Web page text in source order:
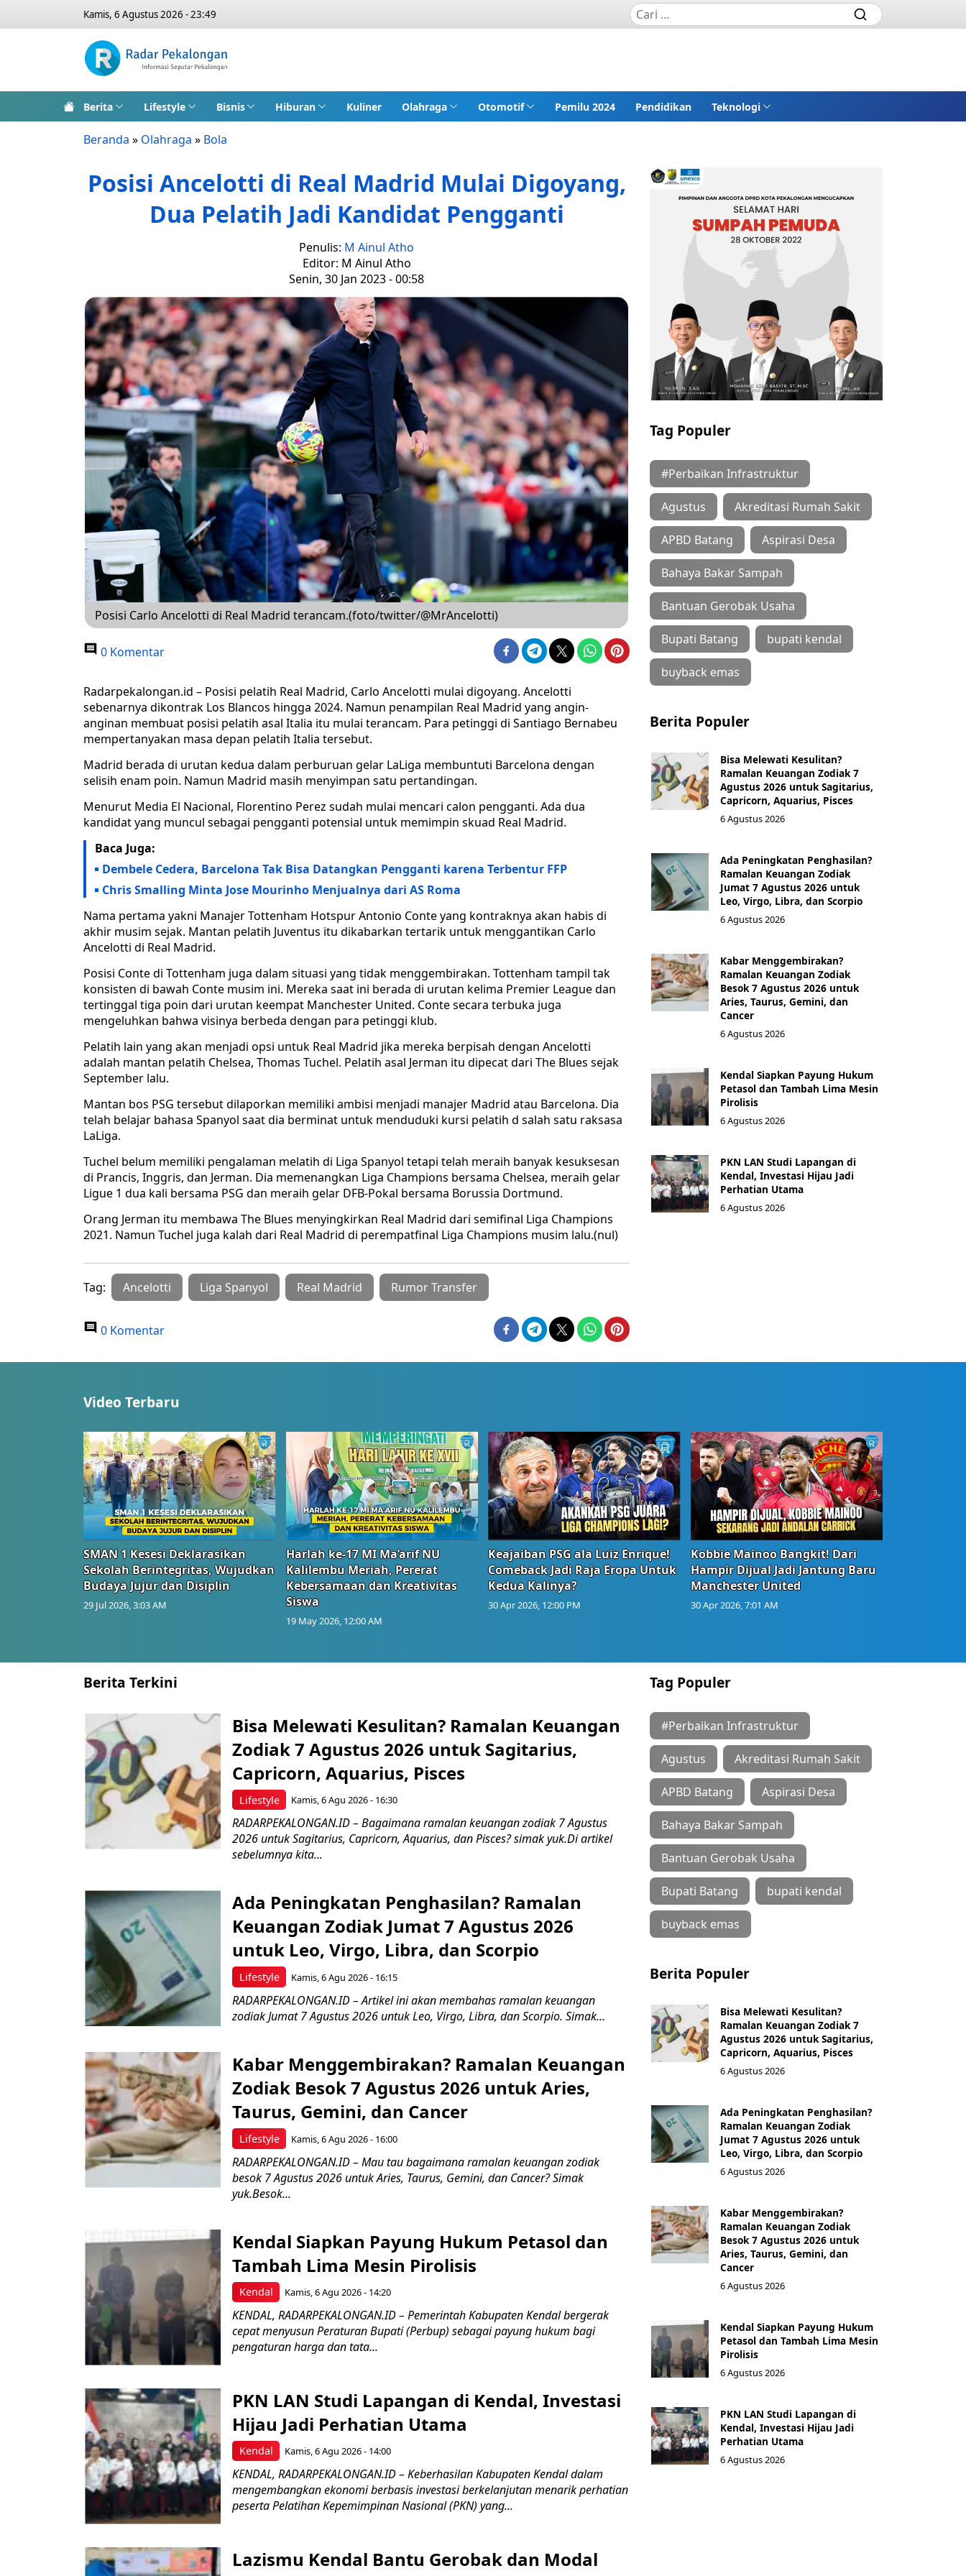
Kamis, 6 Agustus 2026 - 23:49
Berita Lifestyle Bisnis Hiburan Kuliner Olahraga Otomotif Pemilu 2024 Pendidikan Teknologi
Beranda » Olahraga » Bola
Posisi Ancelotti di Real Madrid Mulai Digoyang,
Dua Pelatih Jadi Kandidat Pengganti
Penulis: M Ainul Atho
Editor: M Ainul Atho
Senin, 30 Jan 2023 - 00:58
Posisi Carlo Ancelotti di Real Madrid terancam.(foto/twitter/@MrAncelotti)
0 Komentar
Radarpekalongan.id – Posisi pelatih Real Madrid, Carlo Ancelotti mulai digoyang. Ancelotti
sebenarnya dikontrak Los Blancos hingga 2024. Namun penampilan Real Madrid yang angin-
anginan membuat posisi pelatih asal Italia itu mulai terancam. Para petinggi di Santiago Bernabeu
mempertanyakan masa depan pelatih Italia tersebut.
Madrid berada di urutan kedua dalam perburuan gelar LaLiga membuntuti Barcelona dengan
selisih enam poin. Namun Madrid masih menyimpan satu pertandingan.
Menurut Media El Nacional, Florentino Perez sudah mulai mencari calon pengganti. Ada dua
kandidat yang muncul sebagai pengganti potensial untuk memimpin skuad Real Madrid.
Baca Juga:
Dembele Cedera, Barcelona Tak Bisa Datangkan Pengganti karena Terbentur FFP
Chris Smalling Minta Jose Mourinho Menjualnya dari AS Roma
Nama pertama yakni Manajer Tottenham Hotspur Antonio Conte yang kontraknya akan habis di
akhir musim sejak. Mantan pelatih Juventus itu dikabarkan tertarik untuk menggantikan Carlo
Ancelotti di Real Madrid.
Posisi Conte di Tottenham juga dalam situasi yang tidak menggembirakan. Tottenham tampil tak
konsisten di bawah Conte musim ini. Mereka saat ini berada di urutan kelima Premier League dan
tertinggal tiga poin dari urutan keempat Manchester United. Conte secara terbuka juga
mengeluhkan bahwa visinya berbeda dengan para petinggi klub.
Pelatih lain yang akan menjadi opsi untuk Real Madrid jika mereka berpisah dengan Ancelotti
adalah mantan pelatih Chelsea, Thomas Tuchel. Pelatih asal Jerman itu dipecat dari The Blues sejak
September lalu.
Mantan bos PSG tersebut dilaporkan memiliki ambisi menjadi manajer Madrid atau Barcelona. Dia
telah belajar bahasa Spanyol saat dia berminat untuk menduduki kursi pelatih d salah satu raksasa
LaLiga.
Tuchel belum memiliki pengalaman melatih di Liga Spanyol tetapi telah meraih banyak kesuksesan
di Prancis, Inggris, dan Jerman. Dia memenangkan Liga Champions bersama Chelsea, meraih gelar
Ligue 1 dua kali bersama PSG dan meraih gelar DFB-Pokal bersama Borussia Dortmund.
Orang Jerman itu membawa The Blues menyingkirkan Real Madrid dari semifinal Liga Champions
2021. Namun Tuchel juga kalah dari Real Madrid di perempatfinal Liga Champions musim lalu.(nul)
Tag: Ancelotti Liga Spanyol Real Madrid Rumor Transfer
0 Komentar
Tag Populer
#Perbaikan Infrastruktur
Agustus Akreditasi Rumah Sakit
APBD Batang Aspirasi Desa
Bahaya Bakar Sampah
Bantuan Gerobak Usaha
Bupati Batang bupati kendal
buyback emas
Berita Populer
Bisa Melewati Kesulitan?
Ramalan Keuangan Zodiak 7
Agustus 2026 untuk Sagitarius,
Capricorn, Aquarius, Pisces
6 Agustus 2026
Ada Peningkatan Penghasilan?
Ramalan Keuangan Zodiak
Jumat 7 Agustus 2026 untuk
Leo, Virgo, Libra, dan Scorpio
6 Agustus 2026
Kabar Menggembirakan?
Ramalan Keuangan Zodiak
Besok 7 Agustus 2026 untuk
Aries, Taurus, Gemini, dan
Cancer
6 Agustus 2026
Kendal Siapkan Payung Hukum
Petasol dan Tambah Lima Mesin
Pirolisis
6 Agustus 2026
PKN LAN Studi Lapangan di
Kendal, Investasi Hijau Jadi
Perhatian Utama
6 Agustus 2026
Video Terbaru
SMAN 1 Kesesi Deklarasikan
Sekolah Berintegritas, Wujudkan
Budaya Jujur dan Disiplin
29 Jul 2026, 3:03 AM
Harlah ke-17 MI Ma’arif NU
Kalilembu Meriah, Pererat
Kebersamaan dan Kreativitas
Siswa
19 May 2026, 12:00 AM
Keajaiban PSG ala Luiz Enrique!
Comeback Jadi Raja Eropa Untuk
Kedua Kalinya?
30 Apr 2026, 12:00 PM
Kobbie Mainoo Bangkit! Dari
Hampir Dijual Jadi Jantung Baru
Manchester United
30 Apr 2026, 7:01 AM
Berita Terkini
Lifestyle
Bisa Melewati Kesulitan? Ramalan Keuangan
Zodiak 7 Agustus 2026 untuk Sagitarius,
Capricorn, Aquarius, Pisces
Kamis, 6 Agu 2026 - 16:30
RADARPEKALONGAN.ID – Bagaimana ramalan keuangan zodiak 7 Agustus
2026 untuk Sagitarius, Capricorn, Aquarius, dan Pisces? simak yuk.Di artikel
sebelumnya kita...
Lifestyle
Ada Peningkatan Penghasilan? Ramalan
Keuangan Zodiak Jumat 7 Agustus 2026
untuk Leo, Virgo, Libra, dan Scorpio
Kamis, 6 Agu 2026 - 16:15
RADARPEKALONGAN.ID – Artikel ini akan membahas ramalan keuangan
zodiak Jumat 7 Agustus 2026 untuk Leo, Virgo, Libra, dan Scorpio. Simak...
Lifestyle
Kabar Menggembirakan? Ramalan Keuangan
Zodiak Besok 7 Agustus 2026 untuk Aries,
Taurus, Gemini, dan Cancer
Kamis, 6 Agu 2026 - 16:00
RADARPEKALONGAN.ID – Mau tau bagaimana ramalan keuangan zodiak
besok 7 Agustus 2026 untuk Aries, Taurus, Gemini, dan Cancer? Simak
yuk.Besok...
Kendal
Kendal Siapkan Payung Hukum Petasol dan
Tambah Lima Mesin Pirolisis
Kamis, 6 Agu 2026 - 14:20
KENDAL, RADARPEKALONGAN.ID – Pemerintah Kabupaten Kendal bergerak
cepat menyusun Peraturan Bupati (Perbup) sebagai payung hukum bagi
pengaturan harga dan tata...
Kendal
PKN LAN Studi Lapangan di Kendal, Investasi
Hijau Jadi Perhatian Utama
Kamis, 6 Agu 2026 - 14:00
KENDAL, RADARPEKALONGAN.ID – Keberhasilan Kabupaten Kendal dalam
mengembangkan ekonomi berbasis investasi berkelanjutan menarik perhatian
peserta Pelatihan Kepemimpinan Nasional (PKN) yang...
Lazismu Kendal Bantu Gerobak dan Modal
Tag Populer
#Perbaikan Infrastruktur
Agustus Akreditasi Rumah Sakit
APBD Batang Aspirasi Desa
Bahaya Bakar Sampah
Bantuan Gerobak Usaha
Bupati Batang bupati kendal
buyback emas
Berita Populer
Bisa Melewati Kesulitan?
Ramalan Keuangan Zodiak 7
Agustus 2026 untuk Sagitarius,
Capricorn, Aquarius, Pisces
6 Agustus 2026
Ada Peningkatan Penghasilan?
Ramalan Keuangan Zodiak
Jumat 7 Agustus 2026 untuk
Leo, Virgo, Libra, dan Scorpio
6 Agustus 2026
Kabar Menggembirakan?
Ramalan Keuangan Zodiak
Besok 7 Agustus 2026 untuk
Aries, Taurus, Gemini, dan
Cancer
6 Agustus 2026
Kendal Siapkan Payung Hukum
Petasol dan Tambah Lima Mesin
Pirolisis
6 Agustus 2026
PKN LAN Studi Lapangan di
Kendal, Investasi Hijau Jadi
Perhatian Utama
6 Agustus 2026